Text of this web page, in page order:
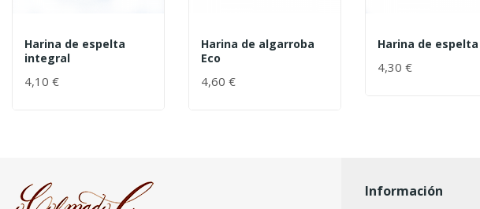
Harina de espelta
integral
4,10 €
Harina de algarroba
Eco
4,60 €
Harina de espelta
4,30 €
Información